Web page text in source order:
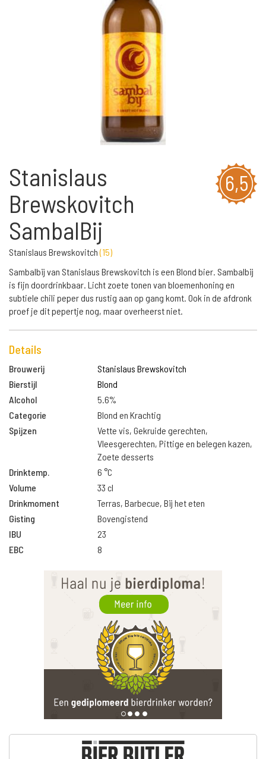
6,5
Stanislaus
Brewskovitch
SambalBij
Stanislaus Brewskovitch(15)
Sambalbij van Stanislaus Brewskovitch is een Blond bier. Sambalbij
is fijn doordrinkbaar. Licht zoete tonen van bloemenhoning en
subtiele chili peper dus rustig aan op gang komt. Ook in de afdronk
proef je dit pepertje nog, maar overheerst niet.
Details
Brouwerij
Stanislaus Brewskovitch
Bierstijl
Blond
Alcohol
5.6%
Categorie
Blond en Krachtig
Spijzen
Vette vis, Gekruide gerechten,
Vleesgerechten, Pittige en belegen kazen,
Zoete desserts
Drinktemp.
6 °C
Volume
33 cl
Drinkmoment
Terras, Barbecue, Bij het eten
Gisting
Bovengistend
IBU
23
EBC
8